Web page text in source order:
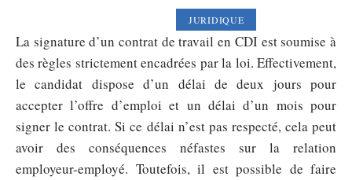
JURIDIQUE
La signature d’un contrat de travail en CDI est soumise à
des règles strictement encadrées par la loi. Effectivement,
le candidat dispose d’un délai de deux jours pour
accepter l’offre d’emploi et un délai d’un mois pour
signer le contrat. Si ce délai n’est pas respecté, cela peut
avoir des conséquences néfastes sur la relation
employeur-employé. Toutefois, il est possible de faire